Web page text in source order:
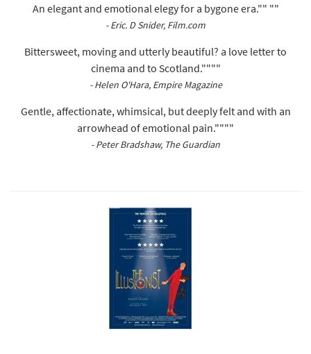
An elegant and emotional elegy for a bygone era."" ""
- Eric. D Snider, Film.com
Bittersweet, moving and utterly beautiful? a love letter to
cinema and to Scotland.""""
- Helen O'Hara, Empire Magazine
Gentle, affectionate, whimsical, but deeply felt and with an
arrowhead of emotional pain.""""
- Peter Bradshaw, The Guardian